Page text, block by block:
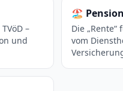
–
und
🏖️ Pension
Die
vom